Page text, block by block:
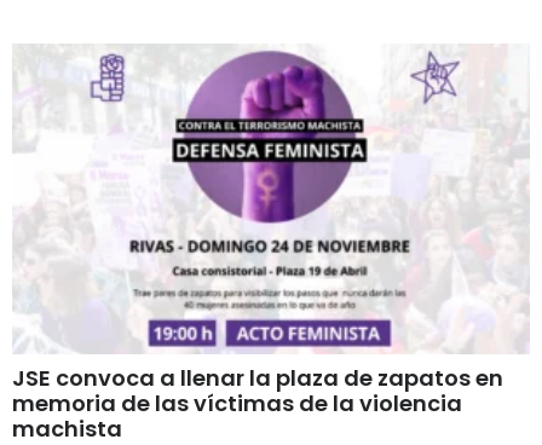
JSE convoca a llenar la plaza de zapatos en
memoria de las víctimas de la violencia
machista